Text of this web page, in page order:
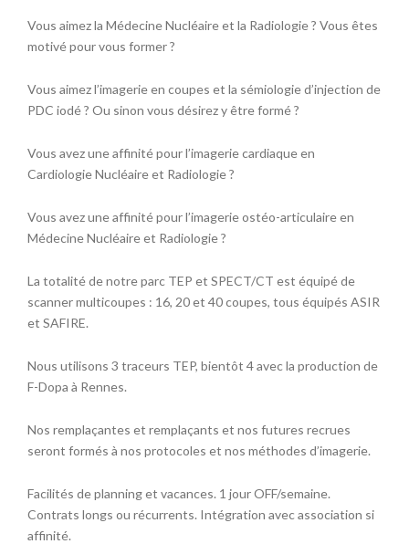
Vous aimez la Médecine Nucléaire et la Radiologie ? Vous êtes
motivé pour vous former ?
Vous aimez l’imagerie en coupes et la sémiologie d’injection de
PDC iodé ? Ou sinon vous désirez y être formé ?
Vous avez une affinité pour l’imagerie cardiaque en
Cardiologie Nucléaire et Radiologie ?
Vous avez une affinité pour l’imagerie ostéo-articulaire en
Médecine Nucléaire et Radiologie ?
La totalité de notre parc TEP et SPECT/CT est équipé de
scanner multicoupes : 16, 20 et 40 coupes, tous équipés ASIR
et SAFIRE.
Nous utilisons 3 traceurs TEP, bientôt 4 avec la production de
F-Dopa à Rennes.
Nos remplaçantes et remplaçants et nos futures recrues
seront formés à nos protocoles et nos méthodes d’imagerie.
Facilités de planning et vacances. 1 jour OFF/semaine.
Contrats longs ou récurrents. Intégration avec association si
affinité.